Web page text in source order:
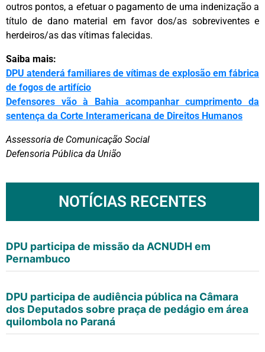
outros pontos, a efetuar o pagamento de uma indenização a
título de dano material em favor dos/as sobreviventes e
herdeiros/as das vítimas falecidas.
Saiba mais:
DPU atenderá familiares de vítimas de explosão em fábrica
de fogos de artifício
Defensores vão à Bahia acompanhar cumprimento da
sentença da Corte Interamericana de Direitos Humanos
Assessoria de Comunicação Social
Defensoria Pública da União
NOTÍCIAS RECENTES
DPU participa de missão da ACNUDH em
Pernambuco
DPU participa de audiência pública na Câmara
dos Deputados sobre praça de pedágio em área
quilombola no Paraná